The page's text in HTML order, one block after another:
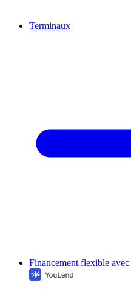
Terminaux
Financement flexible avec